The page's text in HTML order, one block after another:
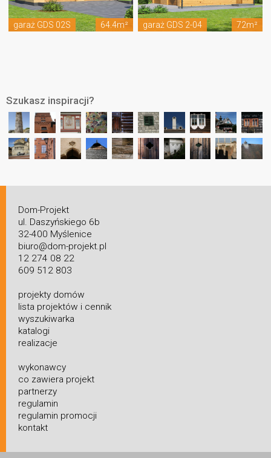
garaż GDS 02S 64.4m² garaż GDS 2-04 72m²
Szukasz inspiracji?
Dom-Projekt
ul. Daszyńskiego 6b
32-400 Myślenice
biuro@dom-projekt.pl
12 274 08 22
609 512 803
projekty domów
lista projektów i cennik
wyszukiwarka
katalogi
realizacje
wykonawcy
co zawiera projekt
partnerzy
regulamin
regulamin promocji
kontakt